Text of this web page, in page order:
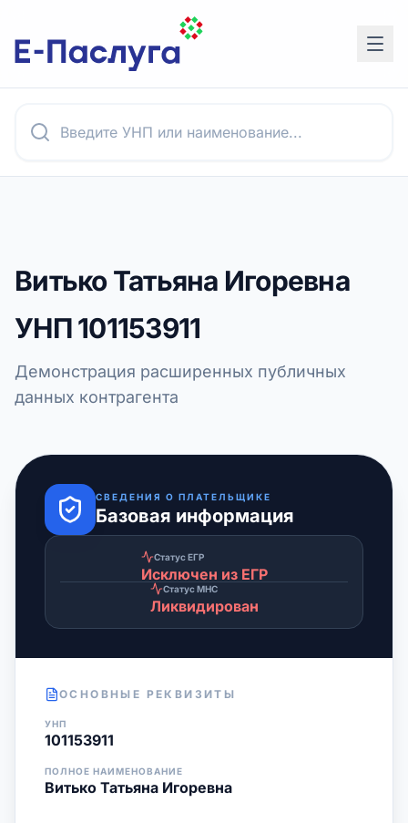
Витько Татьяна Игоревна
УНП101153911
Демонстрация расширенных публичных
данных контрагента
СВЕДЕНИЯ О ПЛАТЕЛЬЩИКЕ
Базовая информация
Статус ЕГР
Исключен из ЕГР
Статус МНС
Ликвидирован
ОСНОВНЫЕ РЕКВИЗИТЫ
УНП
101153911
ПОЛНОЕ НАИМЕНОВАНИЕ
Витько Татьяна Игоревна